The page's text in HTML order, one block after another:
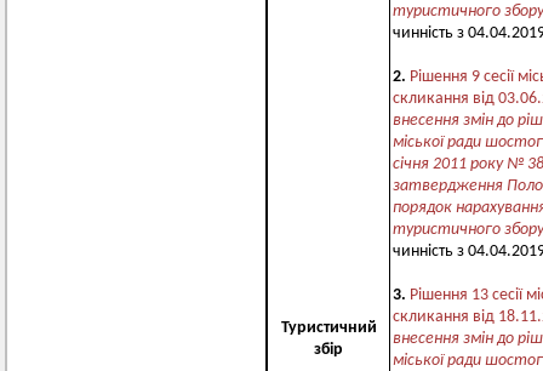
Туристичний
збір
туристичного
чинність з
2. Рішення 9 сесії
скликання від
внесення змін до
міської ради
січня 2011 року №
затвердження
порядок
туристичного
чинність з
3. Рішення 13 сесії
скликання від
внесення змін до
міської ради